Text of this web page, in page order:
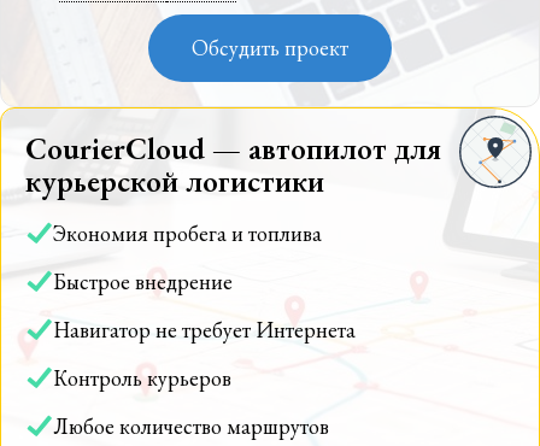
Обсудить проект
CourierCloud — автопилот для
курьерской логистики
Экономия пробега и топлива
Быстрое внедрение
Навигатор не требует Интернета
Контроль курьеров
Любое количество маршрутов